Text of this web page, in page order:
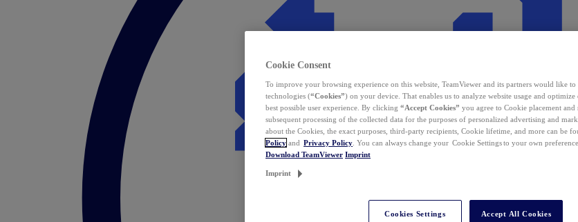
Cookie Consent
To improve your browsing experience on this website, TeamViewer and its partners would like
technologies (“Cookies”) on your device. That enables us to analyze website usage and
best possible user experience. By clicking “Accept Cookies” you agree to Cookie placement and
subsequent processing of the collected data for the purposes of personalized advertising and
about the Cookies, the exact purposes, third-party recipients, Cookie lifetime, and more can be
Policy and Privacy Policy . You can always change your Cookie Settings to your own preference.
Download TeamViewer Imprint
Imprint
Cookies Settings Accept All Cookies